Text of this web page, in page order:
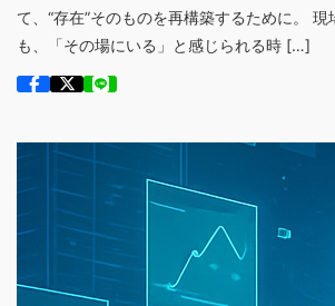
て、“存在”そのものを再構築するために。
も、「その場にいる」と感じられる時 […]